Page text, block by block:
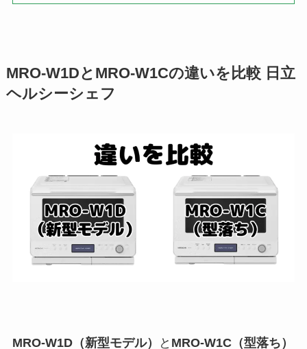
MRO-W1DとMRO-W1Cの違いを比較 日立
ヘルシーシェフ
MRO-W1D（新型モデル） と MRO-W1C（型落ち）